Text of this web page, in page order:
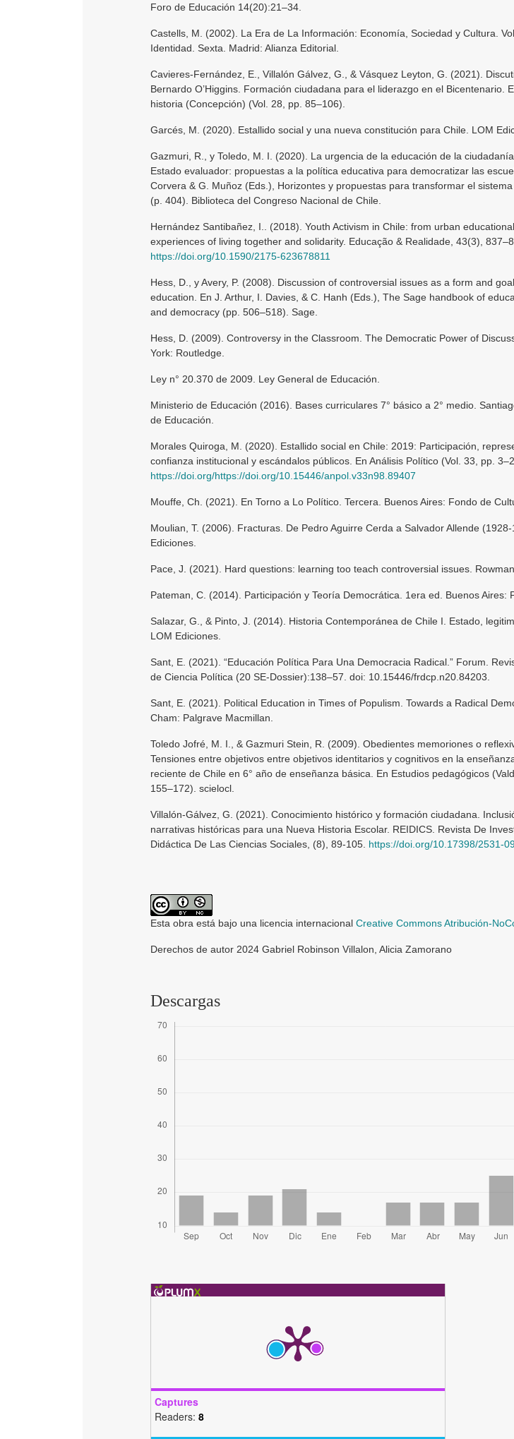
Foro de Educación 14(20):21–34.
Castells, M. (2002). La Era de La Información: Economía, Sociedad y Cultura.
Identidad. Sexta. Madrid: Alianza Editorial.
Cavieres-Fernández, E., Villalón Gálvez, G., & Vásquez Leyton, G. (2021).
Bernardo O’Higgins. Formación ciudadana para el liderazgo en el Bicentenario.
historia (Concepción) (Vol. 28, pp. 85–106).
Garcés, M. (2020). Estallido social y una nueva constitución para Chile. LOM
Gazmuri, R., y Toledo, M. I. (2020). La urgencia de la educación de la
Estado evaluador: propuestas a la política educativa para democratizar las
Corvera & G. Muñoz (Eds.), Horizontes y propuestas para transformar el
(p. 404). Biblioteca del Congreso Nacional de Chile.
Hernández Santibañez, I.. (2018). Youth Activism in Chile: from urban
experiences of living together and solidarity. Educação & Realidade, 43(3),
https://doi.org/10.1590/2175-623678811
Hess, D., y Avery, P. (2008). Discussion of controversial issues as a form and
education. En J. Arthur, I. Davies, & C. Hanh (Eds.), The Sage handbook of
and democracy (pp. 506–518). Sage.
Hess, D. (2009). Controversy in the Classroom. The Democratic Power of
York: Routledge.
Ley n° 20.370 de 2009. Ley General de Educación.
Ministerio de Educación (2016). Bases curriculares 7° básico a 2° medio.
de Educación.
Morales Quiroga, M. (2020). Estallido social en Chile: 2019: Participación,
confianza institucional y escándalos públicos. En Análisis Político (Vol. 33, pp.
https://doi.org/https://doi.org/10.15446/anpol.v33n98.89407
Mouffe, Ch. (2021). En Torno a Lo Político. Tercera. Buenos Aires: Fondo de
Moulian, T. (2006). Fracturas. De Pedro Aguirre Cerda a Salvador Allende
Ediciones.
Pace, J. (2021). Hard questions: learning too teach controversial issues.
Pateman, C. (2014). Participación y Teoría Democrática. 1era ed. Buenos Aires:
Salazar, G., & Pinto, J. (2014). Historia Contemporánea de Chile I. Estado,
LOM Ediciones.
Sant, E. (2021). “Educación Política Para Una Democracia Radical.” Forum.
de Ciencia Política (20 SE-Dossier):138–57. doi: 10.15446/frdcp.n20.84203.
Sant, E. (2021). Political Education in Times of Populism. Towards a Radical
Cham: Palgrave Macmillan.
Toledo Jofré, M. I., & Gazmuri Stein, R. (2009). Obedientes memoriones o
Tensiones entre objetivos entre objetivos identitarios y cognitivos en la
reciente de Chile en 6° año de enseñanza básica. En Estudios pedagógicos
155–172). scielocl.
Villalón-Gálvez, G. (2021). Conocimiento histórico y formación ciudadana.
narrativas históricas para una Nueva Historia Escolar. REIDICS. Revista De
Didáctica De Las Ciencias Sociales, (8), 89-105. https://doi.org/10.17398/2531-
Esta obra está bajo una licencia internacional Creative Commons Atribución-
Derechos de autor 2024 Gabriel Robinson Villalon, Alicia Zamorano
Descargas
Captures
Readers: 8